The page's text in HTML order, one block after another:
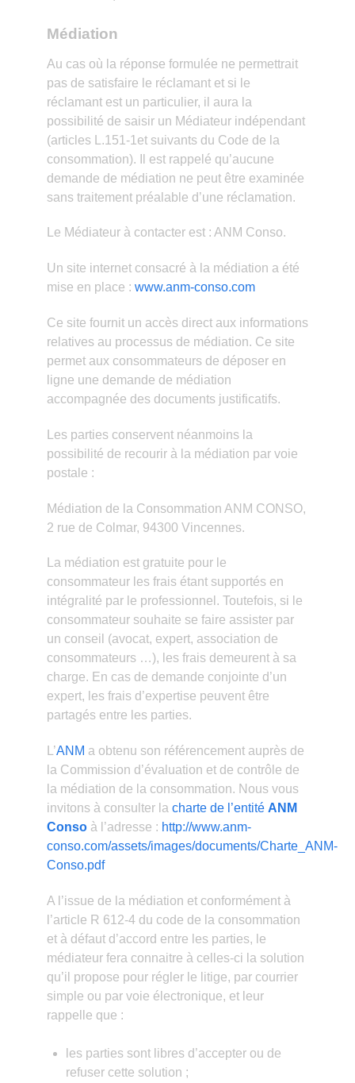
Médiation
Au cas où la réponse formulée ne permettrait
pas de satisfaire le réclamant et si le
réclamant est un particulier, il aura la
possibilité de saisir un Médiateur indépendant
(articles L.151-1et suivants du Code de la
consommation). Il est rappelé qu’aucune
demande de médiation ne peut être examinée
sans traitement préalable d’une réclamation.
Le Médiateur à contacter est : ANM Conso.
Un site internet consacré à la médiation a été
mise en place : www.anm-conso.com
Ce site fournit un accès direct aux informations
relatives au processus de médiation. Ce site
permet aux consommateurs de déposer en
ligne une demande de médiation
accompagnée des documents justificatifs.
Les parties conservent néanmoins la
possibilité de recourir à la médiation par voie
postale :
Médiation de la Consommation ANM CONSO,
2 rue de Colmar, 94300 Vincennes.
La médiation est gratuite pour le
consommateur les frais étant supportés en
intégralité par le professionnel. Toutefois, si le
consommateur souhaite se faire assister par
un conseil (avocat, expert, association de
consommateurs …), les frais demeurent à sa
charge. En cas de demande conjointe d’un
expert, les frais d’expertise peuvent être
partagés entre les parties.
L’ANM a obtenu son référencement auprès de
la Commission d’évaluation et de contrôle de
la médiation de la consommation. Nous vous
invitons à consulter la charte de l’entité ANM
Conso à l’adresse : http://www.anm-
conso.com/assets/images/documents/Charte_ANM-
Conso.pdf
A l’issue de la médiation et conformément à
l’article R 612-4 du code de la consommation
et à défaut d’accord entre les parties, le
médiateur fera connaitre à celles-ci la solution
qu’il propose pour régler le litige, par courrier
simple ou par voie électronique, et leur
rappelle que :
les parties sont libres d’accepter ou de
refuser cette solution ;